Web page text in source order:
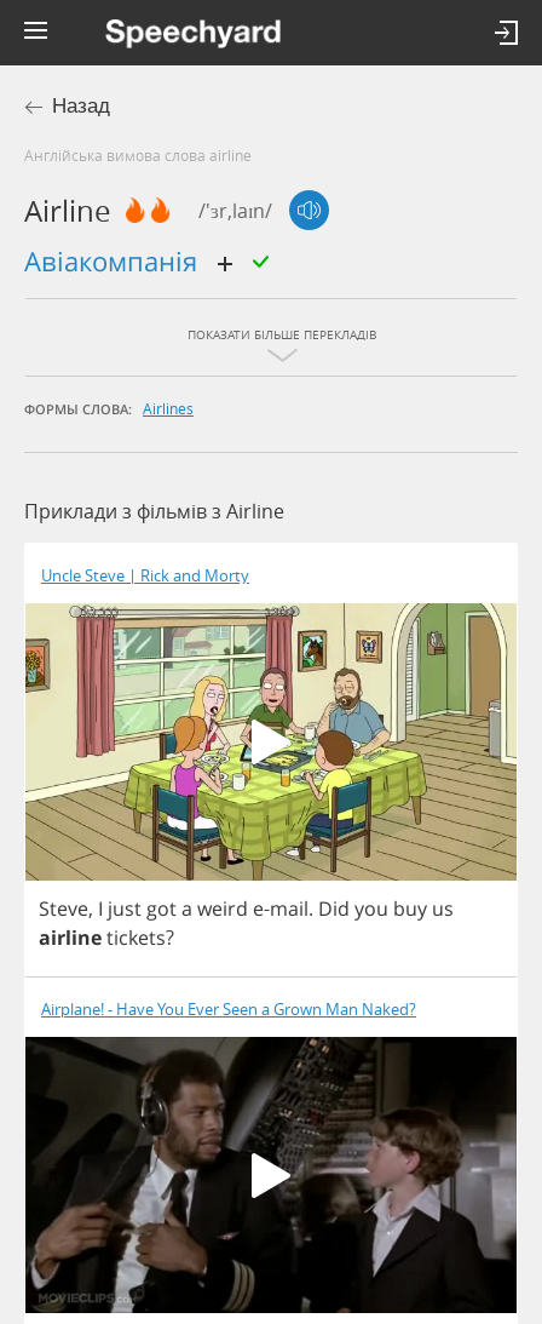
Назад
Англійська вимова слова airline
Airline /'ɜr,laɪn/
авіакомпанія
ПОКАЗАТИ БІЛЬШЕ ПЕРЕКЛАДІВ
ФОРМЫ СЛОВА: Airlines
Приклади з фільмів з Airline
Uncle Steve | Rick and Morty
Steve, I just gota weird e-mail. Did you buy us
airlinetickets?
Airplane! - Have You Ever Seen a Grown Man Naked?